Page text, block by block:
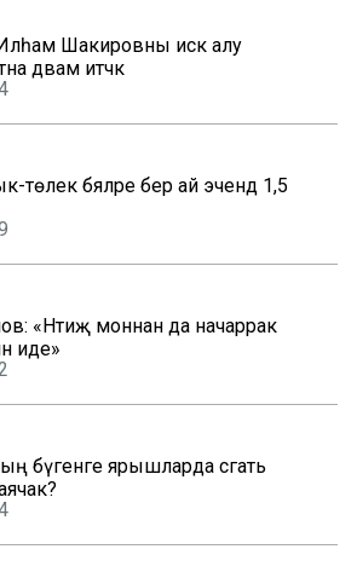
Шакировны искә алу
дәвам итәчәк
төлек бәяләре бер ай эчендә 1,5
«Нәтиҗә моннан да начаррак
иде»
бүгенге ярышларда сәгать